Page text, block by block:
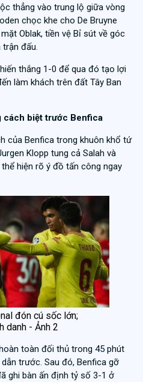
thẳng vào trung lộ giữa vòng
chọc khe cho De Bruyne
Oblak, tiền vệ Bỉ sút về góc
trận đấu.
thắng 1-0 để qua đó tạo lợi
làm khách trên đất Tây Ban
cách biệt trước Benfica
của Benfica trong khuôn khổ tứ
Klopp tung cả Salah và
hiện rõ ý đồ tấn công ngay
đón cú sốc lớn;
danh - Ảnh 2
toàn đối thủ trong 45 phút
trước. Sau đó, Benfica gỡ
ghi bàn ấn định tỷ số 3-1 ở